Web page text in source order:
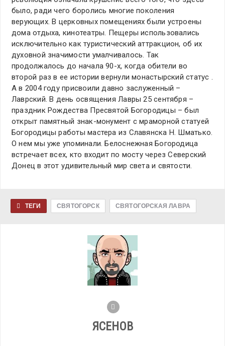
было, ради чего боролись многие поколения
верующих. В церковных помещениях были устроены
дома отдыха, кинотеатры. Пещеры использовались
исключительно как туристический аттракцион, об их
духовной значимости умалчивалось. Так
продолжалось до начала 90-х, когда обители во
второй раз в ее истории вернули монастырский статус .
А в 2004 году присвоили давно заслуженный –
Лаврский. В день освящения Лавры 25 сентября –
праздник Рождества Пресвятой Богородицы – был
открыт памятный знак-монумент с мраморной статуей
Богородицы работы мастера из Славянска Н. Шматько.
О нем мы уже упоминали. Белоснежная Богородица
встречает всех, кто входит по мосту через Северский
Донец в этот удивительный мир света и святости.
ТЕГИ СВЯТОГОРСК СВЯТОГОРСКАЯ ЛАВРА
ЯСЕНОВ